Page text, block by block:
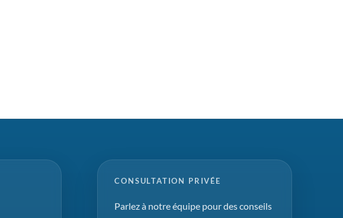
CONSULTATION PRIVÉE
Parlez à notre équipe pour des conseils